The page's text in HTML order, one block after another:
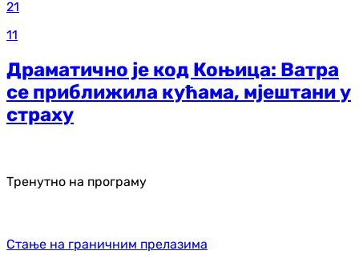
21
11
Драматично је код Коњица: Ватра
се приближила кућама, мјештани у
страху
Тренутно на програму
Стање на граничним прелазима